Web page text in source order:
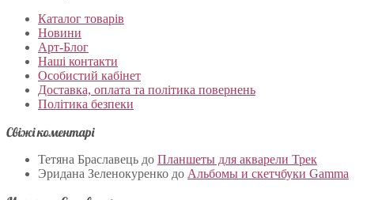
Каталог товарів
Новини
Арт-Блог
Наші контакти
Особистий кабінет
Доставка, оплата та політика повернень
Політика безпеки
Свіжі коментарі
Тетяна Браславець до Планшеты для акварели Трек
Эридана Зеленокуренко до Альбомы и скетчбуки Gamma